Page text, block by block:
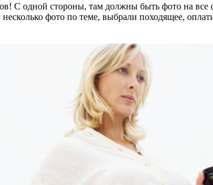
С одной стороны, там должны быть фото на
фото по теме, выбрали походящее,